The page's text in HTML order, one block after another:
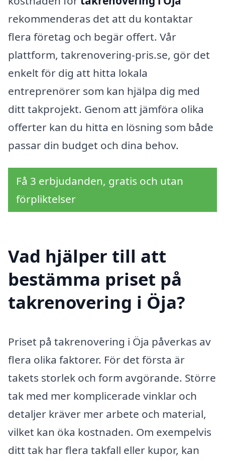
rekommenderas det att du kontaktar
flera företag och begär offert. Vår
plattform, takrenovering-pris.se, gör det
enkelt för dig att hitta lokala
entreprenörer som kan hjälpa dig med
ditt takprojekt. Genom att jämföra olika
offerter kan du hitta en lösning som både
passar din budget och dina behov.
Få 3 erbjudanden, gratis och utan
förpliktelser
Vad hjälper till att
bestämma priset på
takrenovering i Öja?
Priset på takrenovering i Öja påverkas av
flera olika faktorer. För det första är
takets storlek och form avgörande. Större
tak med mer komplicerade vinklar och
detaljer kräver mer arbete och material,
vilket kan öka kostnaden. Om exempelvis
ditt tak har flera takfall eller kupor, kan